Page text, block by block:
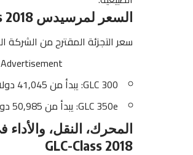
السعر لمرسيدس GLC-Class 2018
سعر التجزئة المقترح من الشركة
Advertisement
GLC 300: يبدأ من 41,045 دولار
GLC 350e: يبدأ من 50,985 دولار
المحرك، النقل،
GLC-Class 2018